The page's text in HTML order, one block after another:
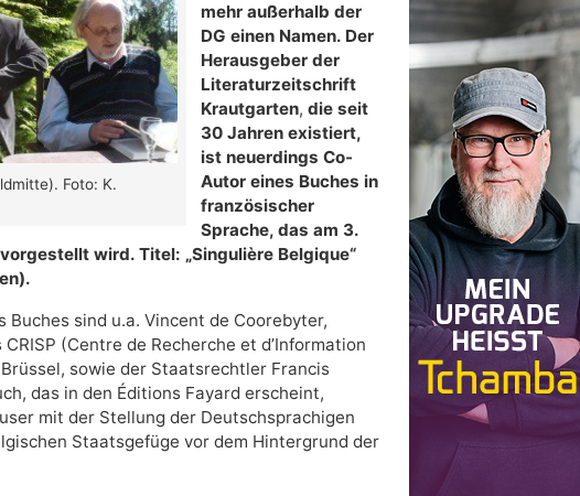
Foto: K.
mehr außerhalb der
DG einen Namen. Der
Herausgeber der
Literaturzeitschrift
Krautgarten, die seit
30 Jahren existiert,
ist neuerdings Co-
Autor eines Buches in
französischer
Sprache, das am 3.
wird. Titel: „Singulière Belgique“
Buches sind u.a. Vincent de Coorebyter,
(Centre de Recherche et d’Information
sowie der Staatsrechtler Francis
das in den Éditions Fayard erscheint,
mit der Stellung der Deutschsprachigen
Staatsgefüge vor dem Hintergrund der